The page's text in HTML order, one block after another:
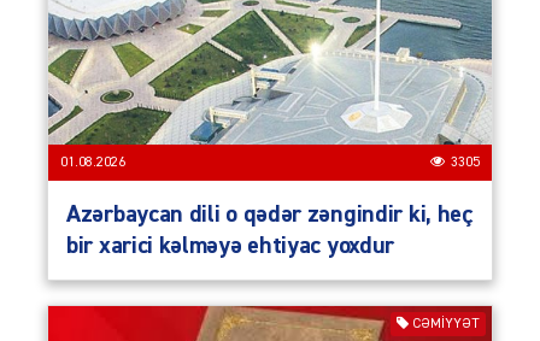
01.08.2026 3305
Azərbaycan dili o qədər zəngindir ki, heç
bir xarici kəlməyə ehtiyac yoxdur
CƏMIYYƏT